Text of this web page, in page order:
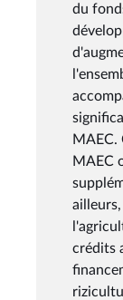
du
MAEC.
MAEC
crédits